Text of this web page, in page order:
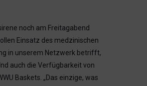
noch am Freitagabend
Einsatz des medzinischen
in unserem Netzwerk betrifft,
auch die Verfügbarkeit von
Baskets. „Das einzige, was